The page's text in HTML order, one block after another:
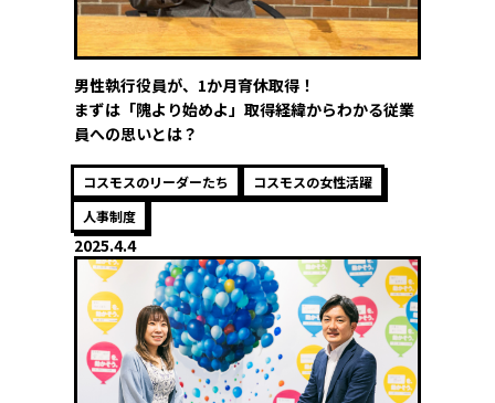
男性執行役員が、1か月育休取得！
まずは「隗より始めよ」取得経緯からわかる従業
員への思いとは？
コスモスのリーダーたち
コスモスの女性活躍
人事制度
2025.4.4